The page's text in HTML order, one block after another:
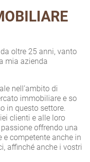
oltre 25 anni, vanto
mia azienda
nell’ambito di
immobiliare e so
in questo settore.
clienti e alle loro
offrendo una
competente anche in
affinché anche i vostri